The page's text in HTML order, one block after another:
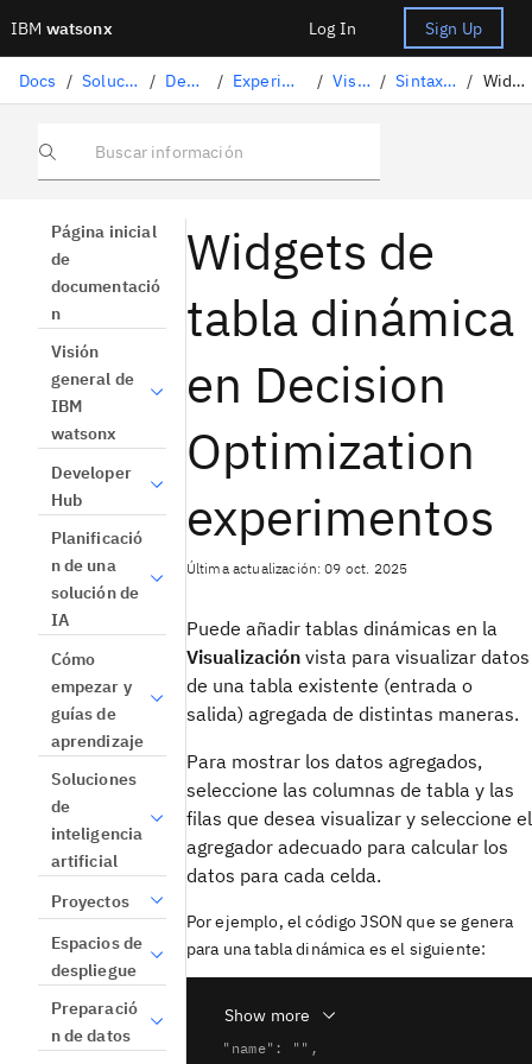
IBM watsonx Log In Sign Up
Docs / Soluciones de ciencia de datos / Decision Optimization / Experimentos de Decision Optimization / Vista Visualización / Sintaxis del widget Visualización / Widgets de tabla dinámica
Buscar información
Página inicial
de
documentació
n
Visión
general de
IBM
watsonx
Developer
Hub
Planificació
n de una
solución de
IA
Cómo
empezar y
guías de
aprendizaje
Soluciones
de
inteligencia
artificial
Proyectos
Espacios de
despliegue
Preparació
n de datos
Widgets de
tabla dinámica
en Decision
Optimization
experimentos
Última actualización: 09 oct. 2025
Puede añadir tablas dinámicas en la
Visualización vista para visualizar datos
de una tabla existente (entrada o
salida) agregada de distintas maneras.
Para mostrar los datos agregados,
seleccione las columnas de tabla y las
filas que desea visualizar y seleccione el
agregador adecuado para calcular los
datos para cada celda.
Por ejemplo, el código JSON que se genera
para una tabla dinámica es el siguiente:
  "name": "",
Show more